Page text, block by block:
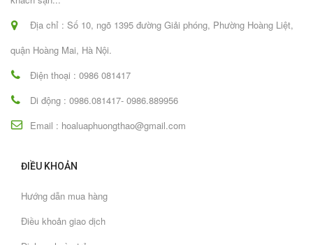
Địa chỉ : Số 10, ngõ 1395 đường Giải phóng, Phường Hoàng Liệt,
quận Hoàng Mai, Hà Nội.
Điện thoại : 0986 081417
Di động : 0986.081417- 0986.889956
Email : hoaluaphuongthao@gmail.com
ĐIỀU KHOẢN
Hướng dẫn mua hàng
Điều khoản giao dịch